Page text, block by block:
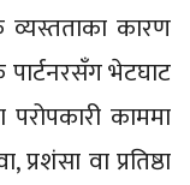
व्यस्तताका कारण
भेटघाट
काममा
वा प्रतिष्ठा